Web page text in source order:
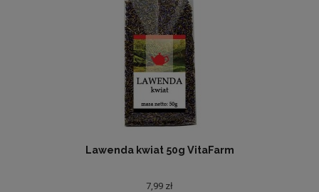
Lawenda kwiat 50g VitaFarm
7,99 zł